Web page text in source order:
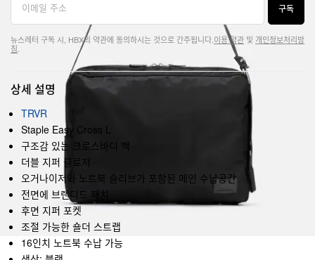
구독
뉴스레터 구독 시, HBX의 약관에 동의하시는 것으로 간주됩니다. 이용 약관 및 개인정보처리방
침
상세 설명
TRVR
Staple Easy Cross L
구조감 있는 크로스바디 백
더블 지퍼 클로저
오거나이저와 노트북 슬리브가 포함된 메인 수납공간
전면에 브랜디드 패치
후면 지퍼 포켓
조절 가능한 숄더 스트랩
16인치 노트북 수납 가능